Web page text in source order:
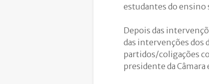
estudantes do ensino
Depois das
das intervenções dos
partidos/coligações
presidente da